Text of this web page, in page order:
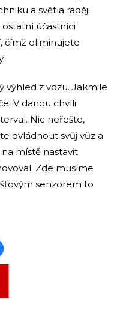
a světla raději
účastníci
čímž eliminujete
výhled z vozu. Jakmile
V danou chvíli
Nic neřešte,
ovládnout svůj vůz a
místě nastavit
Zde musíme
senzorem to